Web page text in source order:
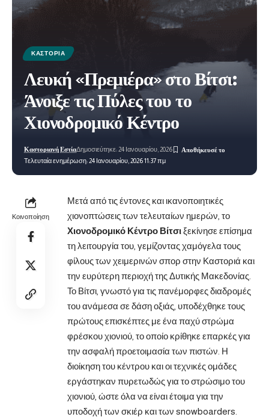
ΚΑΣΤΟΡΙΆ
Λευκή «Πρεμιέρα» στο Βίτσι:
Άνοιξε τις Πύλες του το
Χιονοδρομικό Κέντρο
Τελευταία ενημέρωση: 24 Ιανουαρίου, 2026 11:37 πμ
Καστοριανή ΕστίαΔημοσιεύτηκε: 24 Ιανουαρίου, 2026
Κοινοποίηση
Μετά από τις έντονες και ικανοποιητικές
χιονοπτώσεις των τελευταίων ημερών, το
Χιονοδρομικό Κέντρο Βίτσι ξεκίνησε επίσημα
τη λειτουργία του, γεμίζοντας χαμόγελα τους
φίλους των χειμερινών σπορ στην Καστοριά και
την ευρύτερη περιοχή της Δυτικής Μακεδονίας.
Το Βίτσι, γνωστό για τις πανέμορφες διαδρομές
του ανάμεσα σε δάση οξιάς, υποδέχθηκε τους
πρώτους επισκέπτες με ένα παχύ στρώμα
φρέσκου χιονιού, το οποίο κρίθηκε επαρκές για
την ασφαλή προετοιμασία των πιστών. Η
διοίκηση του κέντρου και οι τεχνικές ομάδες
εργάστηκαν πυρετωδώς για το στρώσιμο του
χιονιού, ώστε όλα να είναι έτοιμα για την
υποδοχή των σκιέρ και των snowboarders.